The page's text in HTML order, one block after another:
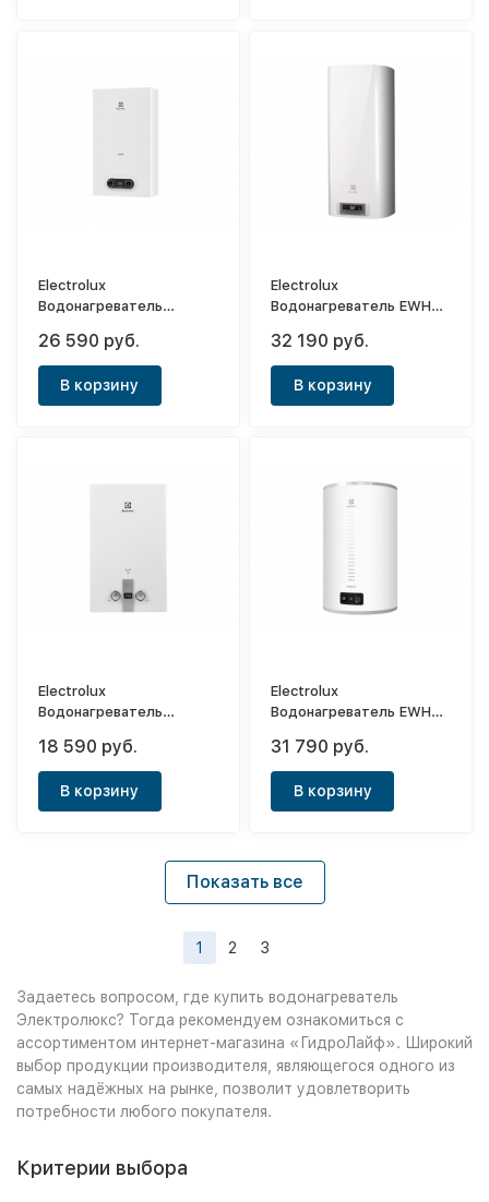
Electrolux
Водонагреватель
14 NanoPlus 2.0
26 590 руб.
В корзину
Electrolux
Водонагреватель EWH
32 190 руб.
В корзину
Electrolux
Водонагреватель
10 High Performance Eco
18 590 руб.
В корзину
Electrolux
Водонагреватель EWH
31 790 руб.
В корзину
Показать все
1 2 3
Задаетесь вопросом, где купить водонагреватель
Электролюкс? Тогда рекомендуем ознакомиться с
ассортиментом интернет-магазина «ГидроЛайф». Широкий
выбор продукции производителя, являющегося одного из
самых надёжных на рынке, позволит удовлетворить
потребности любого покупателя.
Критерии выбора